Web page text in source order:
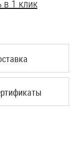
в 1 клик